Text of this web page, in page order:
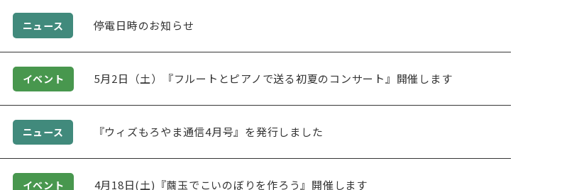
ニュース 停電日時のお知らせ
イベント 5月2日（土）『フルートとピアノで送る初夏のコンサート』開催します
ニュース 『ウィズもろやま通信4月号』を発行しました
イベント 4月18日(土)『繭玉でこいのぼりを作ろう』開催します